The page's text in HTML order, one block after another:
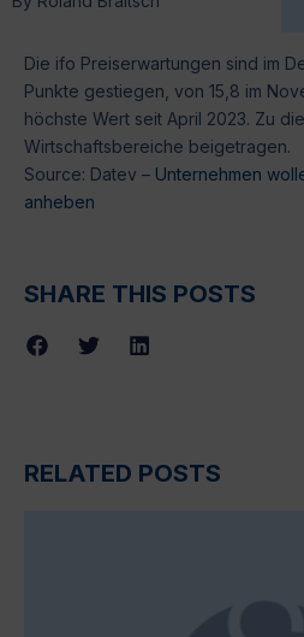
Die ifo Preiserwartungen sind im
Punkte gestiegen, von 15,8 im
höchste Wert seit April 2023. Zu
Wirtschaftsbereiche beigetragen.
Source: Datev – Unternehmen
anheben
SHARE THIS POSTS
RELATED POSTS